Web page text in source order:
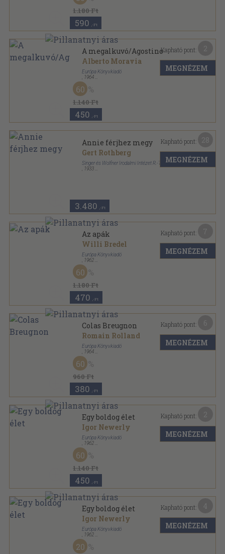
1.180 Ft
590 ,-Ft
A megalkuvó/Agostino
Alberto Moravia
Európa Könyvkiadó
1964
Könyvkötői kötés
Milliók könyve sorozat
1.140 Ft
60
450 ,-Ft
Kapható pont:
MEGNÉZEM
Annie férjhez megy
Gert Rothberg
Singer és Wolfner Irodalmi Intézet R.-T.
1933
3.480 ,-Ft
Kapható pont:
MEGNÉZEM
Az apák
Willi Bredel
Európa Könyvkiadó
1962
Vászon
Milliók könyve sorozat
1.180 Ft
60
470 ,-Ft
Kapható pont:
MEGNÉZEM
Colas Breugnon
Romain Rolland
Európa Könyvkiadó
1964
Vászon
Milliók könyve sorozat
960 Ft
60
380 ,-Ft
Kapható pont:
MEGNÉZEM
Egy boldog élet
Igor Newerly
Európa Könyvkiadó
1962
Könyvkötői kötés
Milliók könyve sorozat
1.140 Ft
60
450 ,-Ft
Kapható pont:
MEGNÉZEM
Egy boldog élet
Igor Newerly
Európa Könyvkiadó
1962
Vászon
Milliók könyve sorozat
20
Kapható pont:
MEGNÉZEM